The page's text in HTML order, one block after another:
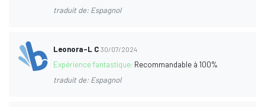
traduit de: Espagnol
Leonora-L C 30/07/2024
Expérience fantastique: Recommandable à 100%
traduit de: Espagnol